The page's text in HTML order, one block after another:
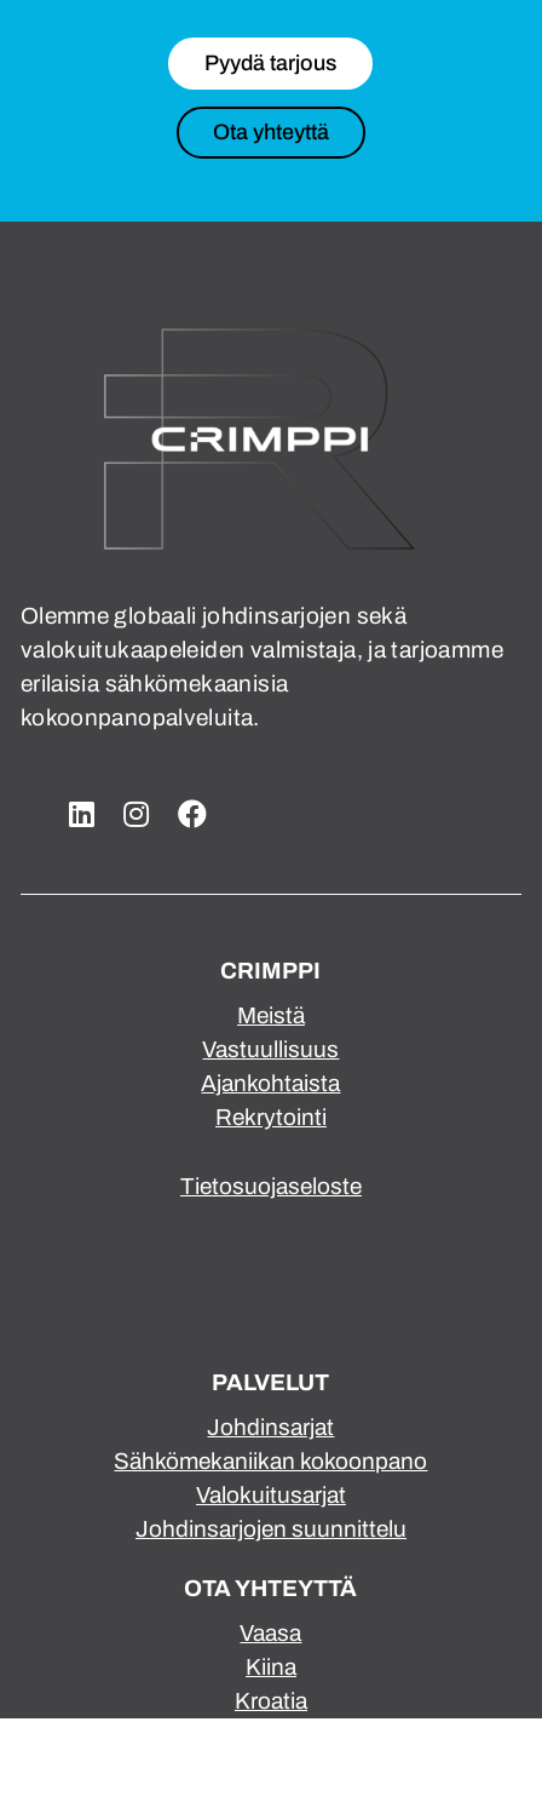
Pyydä tarjous
Ota yhteyttä
Olemme globaali johdinsarjojen sekä
valokuitukaapeleiden valmistaja, ja tarjoamme
erilaisia sähkömekaanisia
kokoonpanopalveluita.
CRIMPPI
Meistä
Vastuullisuus
Ajankohtaista
Rekrytointi
Tietosuojaseloste
PALVELUT
Johdinsarjat
Sähkömekaniikan kokoonpano
Valokuitusarjat
Johdinsarjojen suunnittelu
OTA YHTEYTTÄ
Vaasa
Kiina
Kroatia